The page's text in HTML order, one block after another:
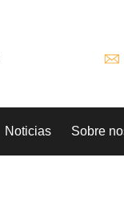
Noticias Sobre